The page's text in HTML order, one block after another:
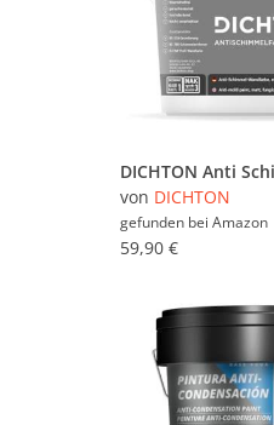
von DICHTON
gefunden bei Amazon
59,90 €